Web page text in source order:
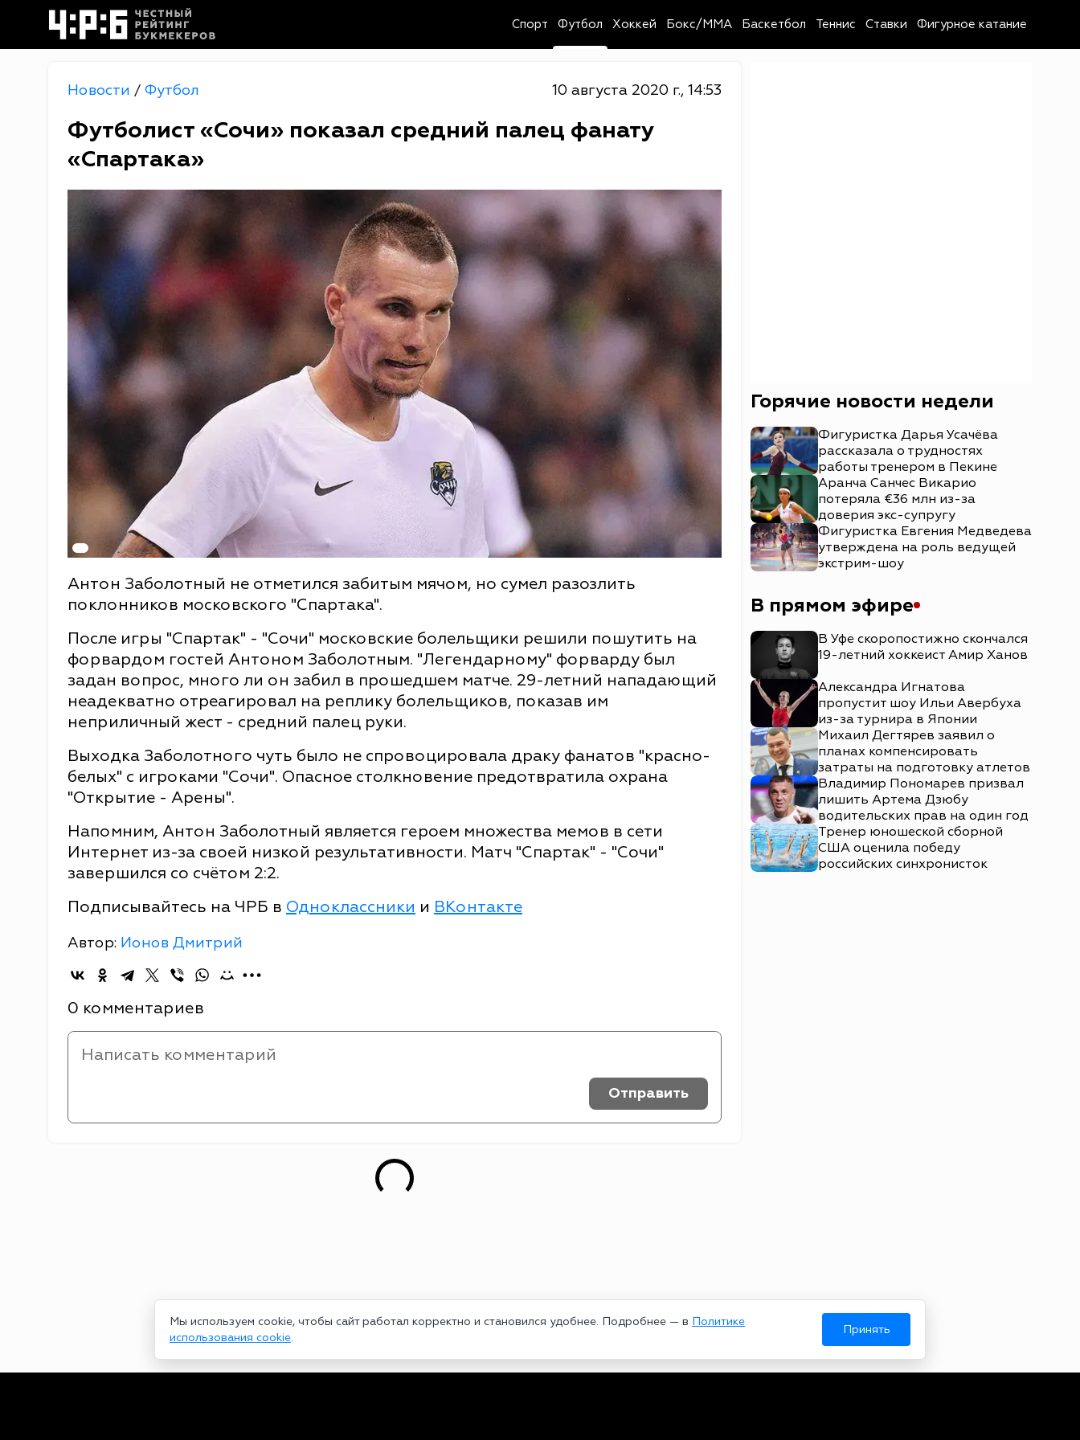
Мы используем cookie, чтобы сайт работал корректно и становился удобнее. Подробнее — в Политике
использования cookie.
Принять
Спорт Футбол Хоккей Бокс/MMA Баскетбол Теннис Ставки Фигурное катание
Новости / Футбол 10 августа 2020 г., 14:53
Футболист «Сочи» показал средний палец фанату
«Спартака»
Антон Заболотный не отметился забитым мячом, но сумел разозлить
поклонников московского "Спартака".
После игры "Спартак" - "Сочи" московские болельщики решили пошутить на
форвардом гостей Антоном Заболотным. "Легендарному" форварду был
задан вопрос, много ли он забил в прошедшем матче. 29-летний нападающий
неадекватно отреагировал на реплику болельщиков, показав им
неприличный жест - средний палец руки.
Выходка Заболотного чуть было не спровоцировала драку фанатов "красно-
белых" с игроками "Сочи". Опасное столкновение предотвратила охрана
"Открытие - Арены".
Напомним, Антон Заболотный является героем множества мемов в сети
Интернет из-за своей низкой результативности. Матч "Спартак" - "Сочи"
завершился со счётом 2:2.
Подписывайтесь на ЧРБ в Одноклассники и ВКонтакте
Автор: Ионов Дмитрий
0 комментариев
Отправить
Горячие новости недели
Фигуристка Дарья Усачёва
рассказала о трудностях
работы тренером в Пекине
Аранча Санчес Викарио
потеряла €36 млн из-за
доверия экс-супругу
Фигуристка Евгения Медведева
утверждена на роль ведущей
экстрим-шоу
В прямом эфире
В Уфе скоропостижно скончался
19-летний хоккеист Амир Ханов
Александра Игнатова
пропустит шоу Ильи Авербуха
из-за турнира в Японии
Михаил Дегтярев заявил о
планах компенсировать
затраты на подготовку атлетов
Владимир Пономарев призвал
лишить Артема Дзюбу
водительских прав на один год
Тренер юношеской сборной
США оценила победу
российских синхронисток